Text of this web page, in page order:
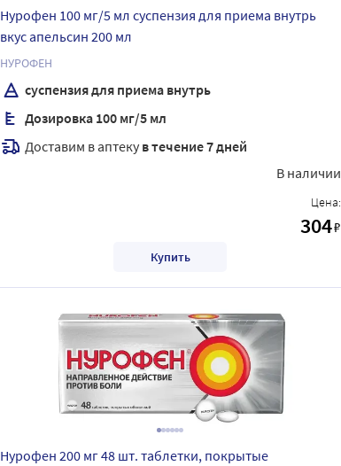
Нурофен 100 мг/5 мл суспензия для приема внутрь
вкус апельсин 200 мл
НУРОФЕН
суспензия для приема внутрь
Дозировка 100 мг/5 мл
Доставим в аптеку в течение 7 дней
В наличии
Цена:
304₽
Купить
Нурофен 200 мг 48 шт. таблетки, покрытые